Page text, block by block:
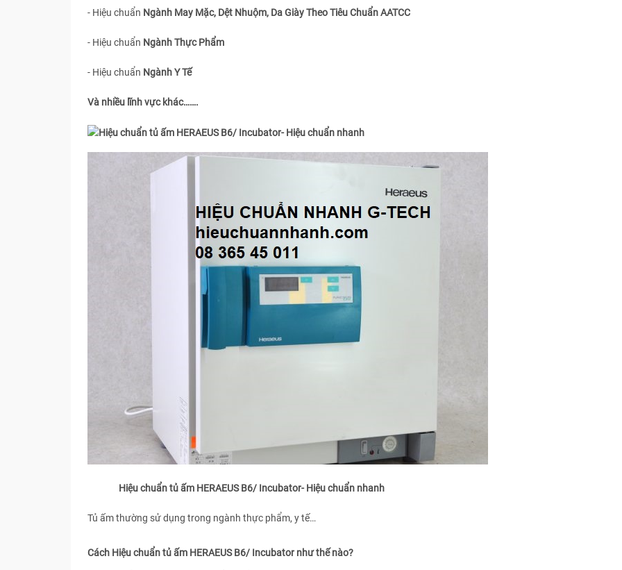
- Hiệu chuẩn Ngành May Mặc, Dệt Nhuộm, Da Giày Theo Tiêu ChuẩnAATCC
- Hiệu chuẩn Ngành Thực Phẩm
- Hiệu chuẩn Ngành Y Tế
Và nhiều lĩnh vực khác…….
Hiệu chuẩn tủ ấm HERAEUS B6/ Incubator- Hiệu chuẩn nhanh
Tủ ấm thường sử dụng trong ngành thực phẩm, y tế…
Cách Hiệu chuẩn tủ ấm HERAEUS B6/ Incubator như thế nào?